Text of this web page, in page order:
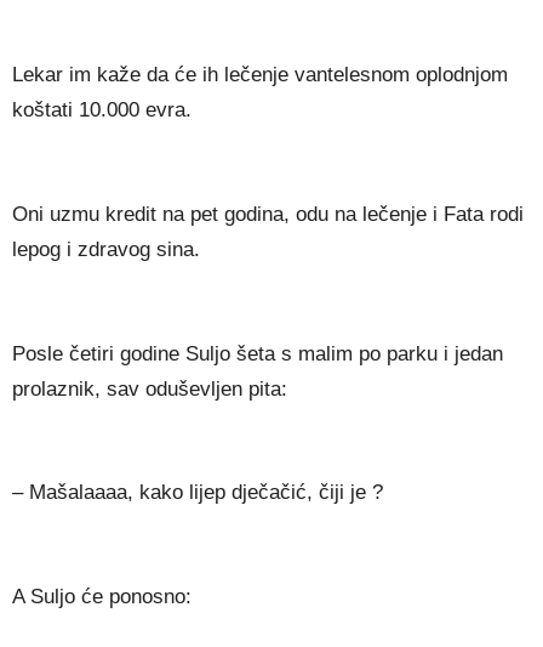
Lekar im kaže da će ih lečenje vantelesnom oplodnjom
koštati 10.000 evra.
Oni uzmu kredit na pet godina, odu na lečenje i Fata rodi
lepog i zdravog sina.
Posle četiri godine Suljo šeta s malim po parku i jedan
prolaznik, sav oduševljen pita:
– Mašalaaaa, kako lijep dječačić, čiji je ?
A Suljo će ponosno: